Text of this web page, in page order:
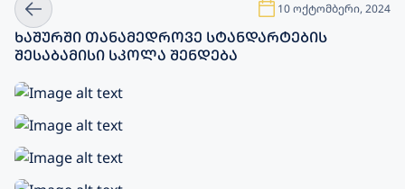
10 ოქტომბერი, 2024
ᲮᲐᲨᲣᲠᲨᲘ ᲗᲐᲜᲐᲛᲔᲓᲠᲝᲕᲔ ᲡᲢᲐᲜᲓᲐᲠᲢᲔᲑᲘᲡ
ᲨᲔᲡᲐᲑᲐᲛᲘᲡᲘ ᲡᲙᲝᲚᲐ ᲨᲔᲜᲓᲔᲑᲐ